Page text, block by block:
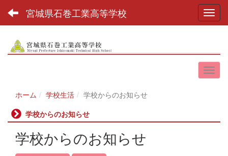
宮城県石巻工業高等学校
ホーム 学校生活
学校からのお知らせ
学校からのお知らせ
学校からのお知らせ